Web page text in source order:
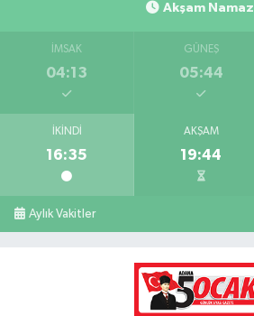
Akşam
İMSAK
04:13
GÜNEŞ
05:44
İKINDI
16:35
AKŞAM
19:44
Aylık Vakitler